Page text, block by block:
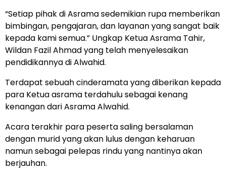
“Setiap pihak di Asrama sedemikian rupa memberikan
bimbingan, pengajaran, dan layanan yang sangat baik
kepada kami semua.” Ungkap Ketua Asrama Tahir,
Wildan Fazil Ahmad yang telah menyelesaikan
pendidikannya di Alwahid.
Terdapat sebuah cinderamata yang diberikan kepada
para Ketua asrama terdahulu sebagai kenang
kenangan dari Asrama Alwahid.
Acara terakhir para peserta saling bersalaman
dengan murid yang akan lulus dengan keharuan
namun sebagai pelepas rindu yang nantinya akan
berjauhan.